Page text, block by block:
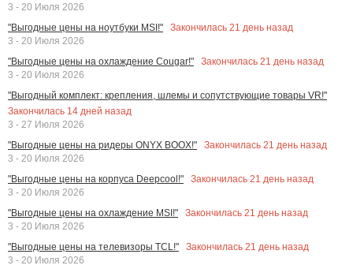
3 - 20 Июля 2026
"Выгодные цены на ноутбуки MSI!"
Закончилась 21 день назад
3 - 20 Июля 2026
"Выгодные цены на охлаждение Cougar!"
Закончилась 21 день назад
3 - 20 Июля 2026
"Выгодный комплект: крепления, шлемы и сопутствующие товары VR!"
Закончилась 14 дней назад
3 - 27 Июля 2026
"Выгодные цены на ридеры ONYX BOOX!"
Закончилась 21 день назад
3 - 20 Июля 2026
"Выгодные цены на корпуса Deepcool!"
Закончилась 21 день назад
3 - 20 Июля 2026
"Выгодные цены на охлаждение MSI!"
Закончилась 21 день назад
3 - 20 Июля 2026
"Выгодные цены на телевизоры TCL!"
Закончилась 21 день назад
3 - 20 Июля 2026